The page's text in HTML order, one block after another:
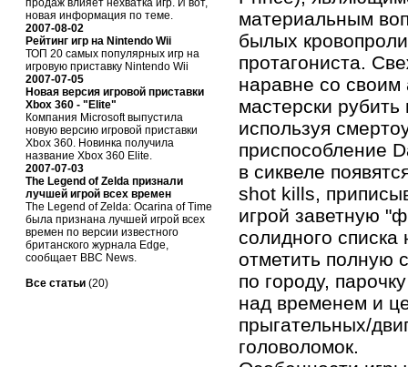
продаж влияет нехватка игр. И вот,
новая информация по теме.
2007-08-02
Рейтинг игр на Nintendo Wii
ТОП 20 самых популярных игр на
игровую приставку Nintendo Wii
2007-07-05
Новая версия игровой приставки
Xbox 360 - "Elite"
Компания Microsoft выпустила
новую версию игровой приставки
Xbox 360. Новинка получила
название Xbox 360 Elite.
2007-07-03
The Legend of Zelda признали
лучшей игрой всех времен
The Legend of Zelda: Ocarina of Time
была признана лучшей игрой всех
времен по версии известного
британского журнала Edge,
сообщает BBC News.
Все статьи (20)
материальным
былых
протагониста.
наравне со своим
мастерски рубить
используя
приспособление
в сиквеле
shot kills,
игрой заветную
солидного списка
отметить полную
по городу,
над временем и
прыгательных/
головоломок.